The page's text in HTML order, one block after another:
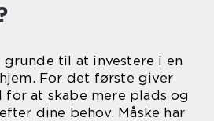
til at investere i en
For det første giver
at skabe mere plads og
dine behov. Måske har